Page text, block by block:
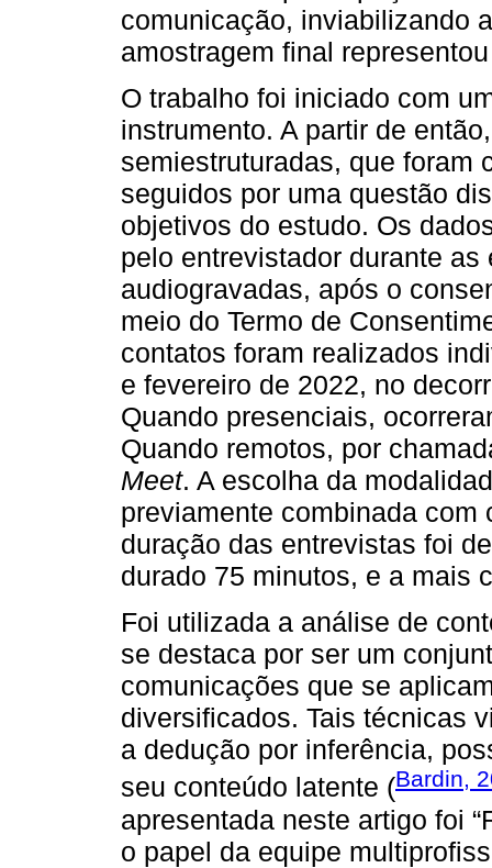
comunicação, inviabilizando
amostragem final
O trabalho foi iniciado com
instrumento. A partir de
semiestruturadas, que foram
seguidos por uma questão
objetivos do estudo. Os
pelo entrevistador durante
audiogravadas, após o
meio do Termo de
contatos foram realizados
e fevereiro de 2022, no
Quando presenciais,
Quando remotos, por
Meet. A escolha da
previamente combinada
duração das entrevistas foi
durado 75 minutos, e a mais
Foi utilizada a análise de
se destaca por ser um
comunicações que se
diversificados. Tais técnicas
a dedução por inferência,
seu conteúdo latente (Bardin,
apresentada neste artigo foi
o papel da equipe